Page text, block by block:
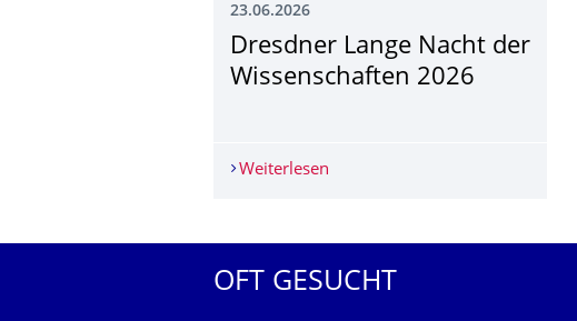
23.06.2026
Dresdner Lange Nacht der
Wissenschaften 2026
Weiterlesen Dresdner Lange Nacht der
OFT GESUCHT